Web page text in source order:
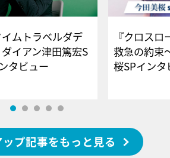
イムトラベルダデ
イアン津田篤宏S
ンタビュー
『クロス
救急の約束
桜SPイ
ップ記事をもっと見る